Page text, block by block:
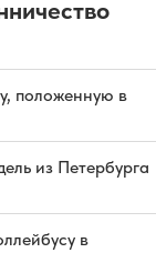
положенную в
из Петербурга
в